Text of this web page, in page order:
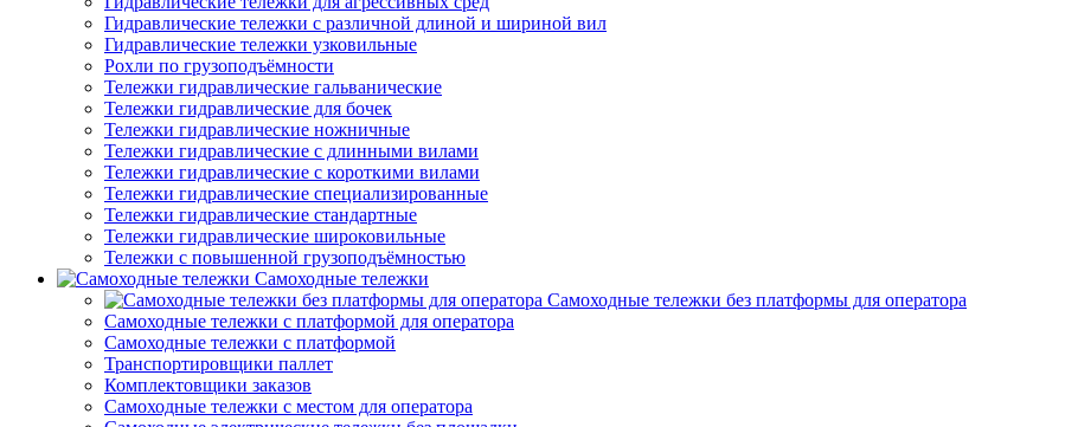
Гидравлические тележки с различной длиной и шириной вил
Гидравлические тележки узковильные
Рохли по грузоподъёмности
Тележки гидравлические гальванические
Тележки гидравлические для бочек
Тележки гидравлические ножничные
Тележки гидравлические с длинными вилами
Тележки гидравлические с короткими вилами
Тележки гидравлические специализированные
Тележки гидравлические стандартные
Тележки гидравлические широковильные
Тележки с повышенной грузоподъёмностью
Самоходные тележки
Самоходные тележки без платформы для оператора
Самоходные тележки с платформой для оператора
Самоходные тележки с платформой
Транспортировщики паллет
Комплектовщики заказов
Самоходные тележки с местом для оператора